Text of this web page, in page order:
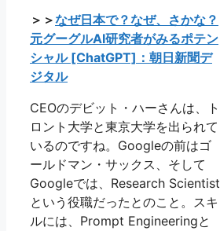
＞＞なぜ日本で？なぜ、さかな？
元グーグルAI研究者がみるポテン
シャル [ChatGPT]：朝日新聞デ
ジタル
CEOのデビット・ハーさんは、ト
ロント大学と東京大学を出られて
いるのですね。Googleの前はゴ
ールドマン・サックス、そして
Googleでは、Research Scientist
という役職だったとのこと。スキ
ルには、Prompt Engineeringと